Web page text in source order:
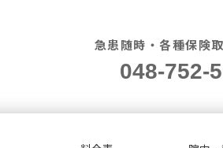
急患随時・各種保険
048-752-